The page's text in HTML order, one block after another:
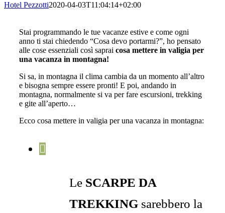
Hotel Pezzotti2020-04-03T11:04:14+02:00
Stai programmando le tue vacanze estive e come ogni
anno ti stai chiedendo “Cosa devo portarmi?”, ho pensato
alle cose essenziali così saprai cosa mettere in valigia per
una vacanza in montagna!
Si sa, in montagna il clima cambia da un momento all’altro
e bisogna sempre essere pronti! E poi, andando in
montagna, normalmente si va per fare escursioni, trekking
e gite all’aperto…
Ecco cosa mettere in valigia per una vacanza in montagna:
Le SCARPE DA
TREKKING sarebbero la